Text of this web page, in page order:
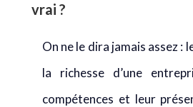
vrai ?
On ne le dira jamais assez :
la richesse d’une
compétences et leur